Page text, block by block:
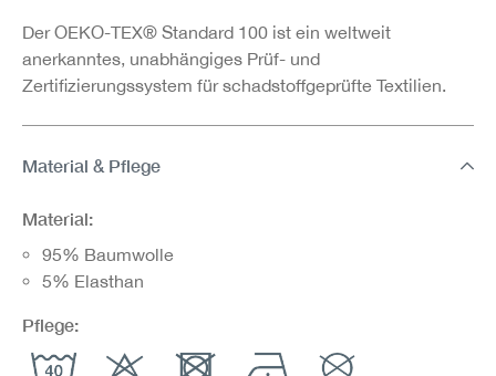
Der OEKO-TEX® Standard 100 ist ein weltweit
anerkanntes, unabhängiges Prüf- und
Zertifizierungssystem für schadstoffgeprüfte Textilien.
Material & Pflege
Material:
95% Baumwolle
5% Elasthan
Pflege: